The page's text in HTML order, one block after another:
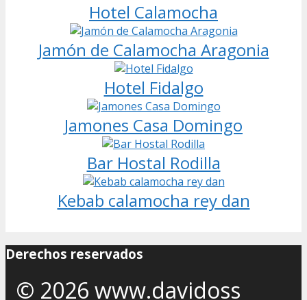
Hotel Calamocha
Jamón de Calamocha Aragonia
Hotel Fidalgo
Jamones Casa Domingo
Bar Hostal Rodilla
Kebab calamocha rey dan
Derechos reservados
© 2026 www.davidoss